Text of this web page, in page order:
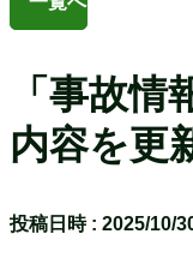
「事故
内容を更
投稿日時 : 2025/10/